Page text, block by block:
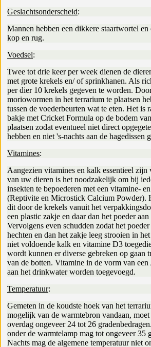
Geslachtsonderscheid:
Mannen hebben een dikkere staartwortel en
kop en rug.
Voedsel:
Twee tot drie keer per week dienen de
met grote krekels en/ of sprinkhanen. Als
per dier 10 krekels gegeven te worden.
moriowormen in het terrarium te plaatsen
tussen de voederbeurten wat te eten. Het is
bakje met Cricket Formula op de bodem
plaatsen zodat eventueel niet direct
hebben en niet 's-nachts aan de hagedissen
Vitamines:
Aangezien vitamines en kalk essentieel zijn
van uw dieren is het noodzakelijk om bij
insekten te bepoederen met een vitamine-
(Reptivite en Microstick Calcium Powder).
dit door de krekels vanuit het
een plastic zakje en daar dan het poeder
Vervolgens even schudden zodat het
hechten en dan het zakje leeg strooien in
niet voldoende kalk en vitamine D3
wordt kunnen er diverse gebreken op gaan
van de botten. Vitamine in de vorm van
aan het drinkwater worden toegevoegd.
Temperatuur:
Gemeten in de koudste hoek van het
mogelijk van de warmtebron vandaan, moet
overdag ongeveer 24 tot 26
onder de warmtelamp mag tot ongeveer 35
Nachts mag de algemene temperatuur niet